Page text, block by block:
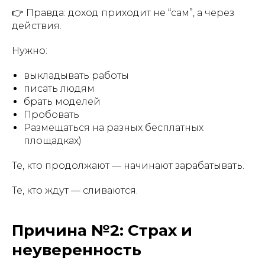
👉 Правда: доход приходит не “сам”, а через
действия.
Нужно:
выкладывать работы
писать людям
брать моделей
Пробовать
Размещаться на разных бесплатных
площадках)
Те, кто продолжают — начинают зарабатывать.
Те, кто ждут — сливаются.
Причина №2: Страх и
неуверенность